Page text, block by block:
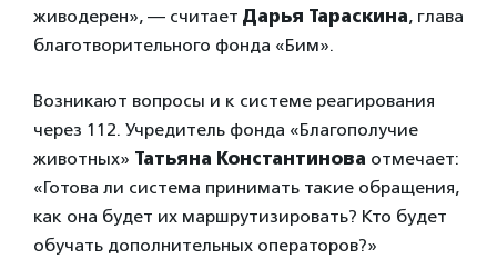
живодерен», — считает Дарья Тараскина, глава
благотворительного фонда «Бим».
Возникают вопросы и к системе реагирования
через 112. Учредитель фонда «Благополучие
животных» Татьяна Константинова отмечает:
«Готова ли система принимать такие обращения,
как она будет их маршрутизировать? Кто будет
обучать дополнительных операторов?»